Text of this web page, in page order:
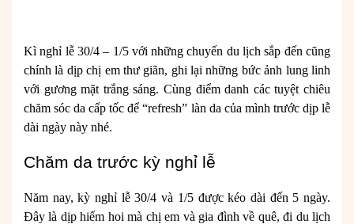
Kì nghỉ lễ 30/4 – 1/5 với những chuyến du lịch sắp đến cũng
chính là dịp chị em thư giãn, ghi lại những bức ảnh lung linh
với gương mặt trắng sáng. Cùng điểm danh các tuyệt chiêu
chăm sóc da cấp tốc để “refresh” làn da của mình trước dịp lễ
dài ngày này nhé.
Chăm da trước kỳ nghỉ lễ
Năm nay, kỳ nghỉ lễ 30/4 và 1/5 được kéo dài đến 5 ngày.
Đây là dịp hiếm hoi mà chị em và gia đình về quê, đi du lịch